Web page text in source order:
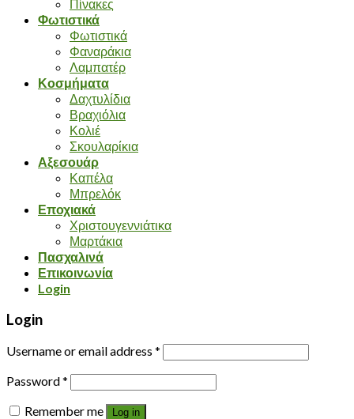
Πίνακες
Φωτιστικά
Φωτιστικά
Φαναράκια
Λαμπατέρ
Κοσμήματα
Δαχτυλίδια
Βραχιόλια
Κολιέ
Σκουλαρίκια
Αξεσουάρ
Καπέλα
Μπρελόκ
Εποχιακά
Χριστουγεννιάτικα
Μαρτάκια
Πασχαλινά
Επικοινωνία
Login
Login
Username or email address *
Password*
Remember me
Log in